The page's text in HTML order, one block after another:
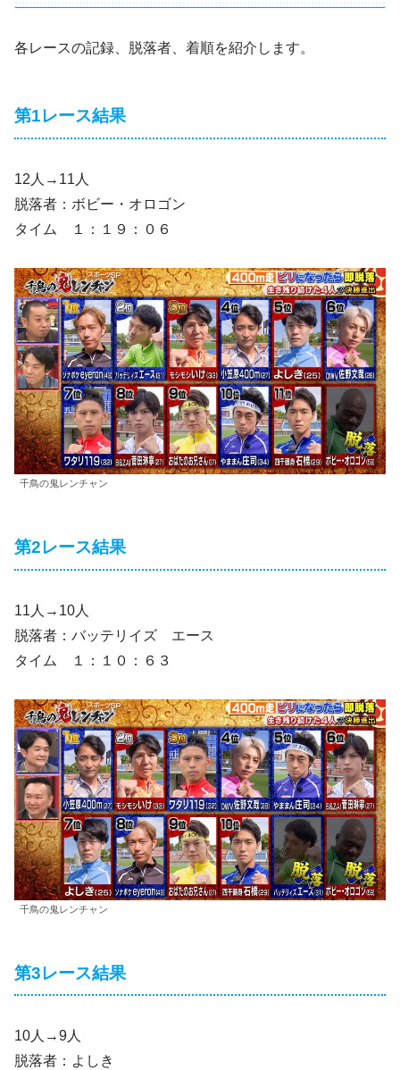
各レースの記録、脱落者、着順を紹介します。
第1レース結果
12人→11人
脱落者：ボビー・オロゴン
タイム １：１９：０６
千鳥の鬼レンチャン
第2レース結果
11人→10人
脱落者：バッテリイズ エース
タイム １：１０：６３
千鳥の鬼レンチャン
第3レース結果
10人→9人
脱落者：よしき